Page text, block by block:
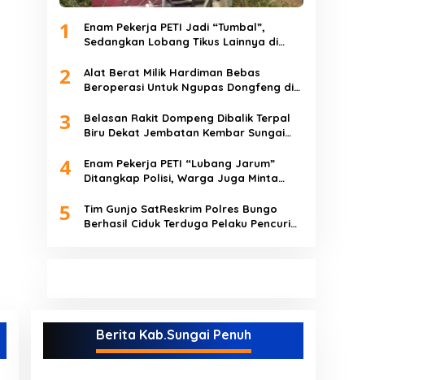
1
Enam Pekerja PETI Jadi “Tumbal”,
Sedangkan Lobang Tikus Lainnya di
Beroperasi
2
Alat Berat Milik Hardiman Bebas
Beroperasi Untuk Ngupas Dongfeng di
3
Belasan Rakit Dompeng Dibalik Terpal
Biru Dekat Jembatan Kembar Sungai
4
Enam Pekerja PETI “Lubang Jarum”
Ditangkap Polisi, Warga Juga Minta
5
Tim Gunjo SatReskrim Polres Bungo
Berhasil Ciduk Terduga Pelaku Pencuri
Berita Kab.Sungai Penuh